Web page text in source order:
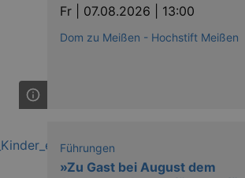
Fr | 07.08.2026 | 13:00
Dom zu Meißen - Hochstift Meißen
Führungen
»Zu Gast bei August dem
Analytics. This
no information is
update a unique value for
after 10 minutes.